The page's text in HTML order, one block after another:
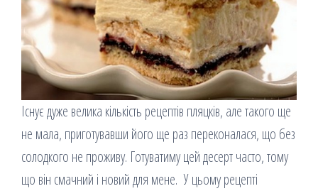
Існує дуже велика кількість рецептів пляцків, але такого ще
не мала, приготувавши його ще раз переконалася, що без
солодкого не проживу. Готуватиму цей десерт часто, тому
що він смачний і новий для мене. У цьому рецепті